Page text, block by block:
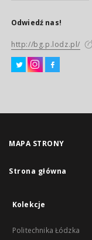
Odwiedź nas!
http://bg.p.lodz.pl/
MAPA STRONY
Strona główna
Kolekcje
Politechnika Łódzka